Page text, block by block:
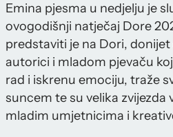
Emina pjesma u nedjelju je
ovogodišnji natječaj Dore
predstaviti je na Dori,
autorici i mladom pjevaču
rad i iskrenu emociju, traže
suncem te su velika zvijezda
mladim umjetnicima i